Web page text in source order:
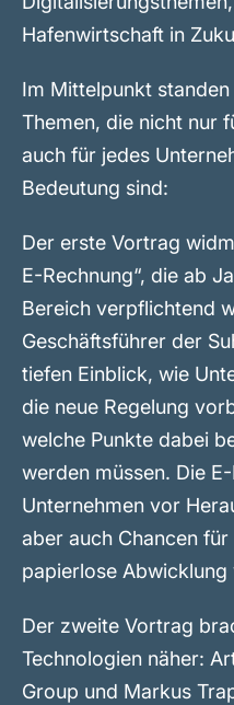
Hafenwirtschaft in
Im Mittelpunkt
Themen, die nicht nur
auch für jedes
Bedeutung sind:
Der erste Vortrag
E-Rechnung“, die ab
Bereich verpflichtend
Geschäftsführer der
tiefen Einblick, wie
die neue Regelung
welche Punkte dabei
werden müssen. Die
Unternehmen vor
aber auch Chancen
papierlose
Der zweite Vortrag
Technologien näher:
Group und Markus